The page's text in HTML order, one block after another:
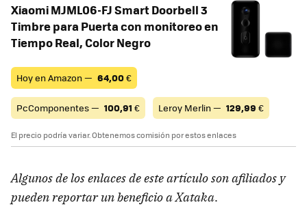
Xiaomi MJML06-FJ Smart Doorbell 3
Timbre para Puerta con monitoreo en
Tiempo Real, Color Negro
Hoy en Amazon — 64,00€
PcComponentes — 100,91 € Leroy Merlin — 129,99 €
El precio podría variar. Obtenemos comisión por estos enlaces
Algunos de los enlaces de este artículo son afiliados y
pueden reportar un beneficio a Xataka.